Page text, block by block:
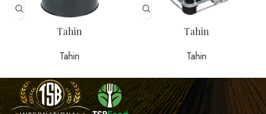
Tahin
Tahin
Tahin
Tahin